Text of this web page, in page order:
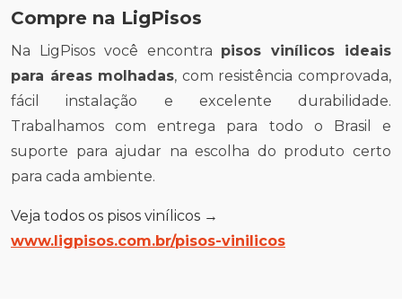
Compre na LigPisos
Na LigPisos você encontra pisos vinílicos ideais
para áreas molhadas, com resistência comprovada,
fácil instalação e excelente durabilidade.
Trabalhamos com entrega para todo o Brasil e
suporte para ajudar na escolha do produto certo
para cada ambiente.
Veja todos os pisos vinílicos →
www.ligpisos.com.br/pisos-vinilicos